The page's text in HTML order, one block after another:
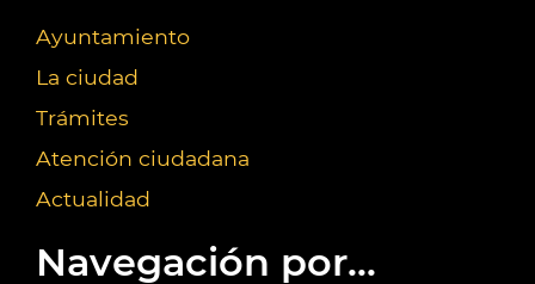
Ayuntamiento
La ciudad
Trámites
Atención ciudadana
Actualidad
Navegación por...